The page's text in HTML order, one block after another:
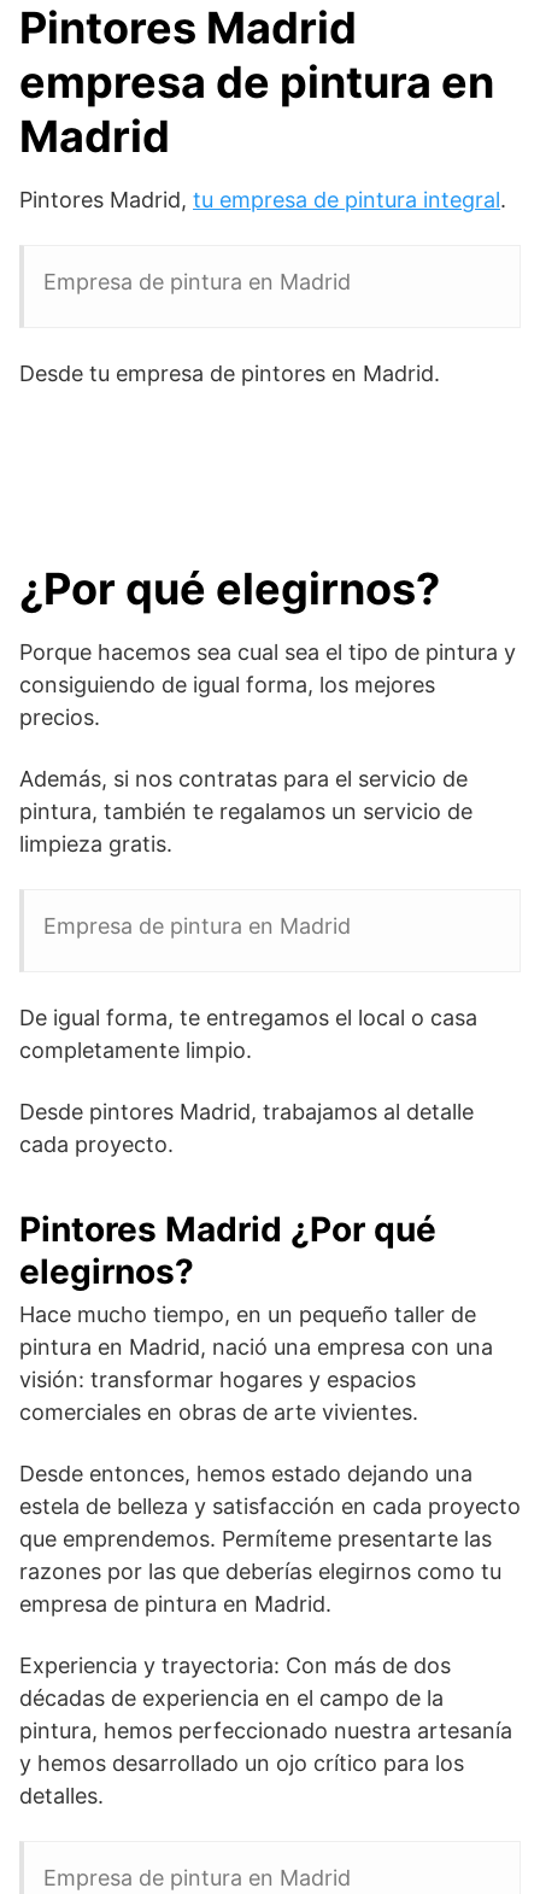
Pintores Madrid
empresa de pintura en
Madrid
Pintores Madrid, tu empresa de pintura integral.
Empresa de pintura en Madrid
Desde tu empresa de pintores en Madrid.
¿Por qué elegirnos?
Porque hacemos sea cual sea el tipo de pintura y
consiguiendo de igual forma, los mejores
precios.
Además, si nos contratas para el servicio de
pintura, también te regalamos un servicio de
limpieza gratis.
Empresa de pintura en Madrid
De igual forma, te entregamos el local o casa
completamente limpio.
Desde pintores Madrid, trabajamos al detalle
cada proyecto.
Pintores Madrid ¿Por qué
elegirnos?
Hace mucho tiempo, en un pequeño taller de
pintura en Madrid, nació una empresa con una
visión: transformar hogares y espacios
comerciales en obras de arte vivientes.
Desde entonces, hemos estado dejando una
estela de belleza y satisfacción en cada proyecto
que emprendemos. Permíteme presentarte las
razones por las que deberías elegirnos como tu
empresa de pintura en Madrid.
Experiencia y trayectoria: Con más de dos
décadas de experiencia en el campo de la
pintura, hemos perfeccionado nuestra artesanía
y hemos desarrollado un ojo crítico para los
detalles.
Empresa de pintura en Madrid